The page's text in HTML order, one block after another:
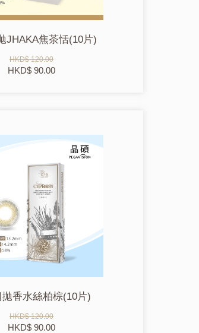
JHAKA焦茶恬(10片)
HKD$ 120.00
HKD$ 90.00
香水絲柏棕(10片)
HKD$ 120.00
HKD$ 90.00